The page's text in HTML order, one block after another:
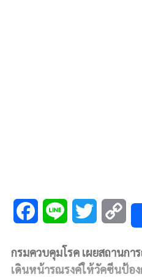
c
n
i
p
กรมควบคุมโรค เผยสถานก
เดินหน้ารณรงค์ให้วัคซีนป้อ